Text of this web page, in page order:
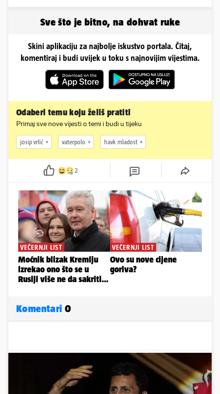
Sve što je bitno, na dohvat ruke
Skini aplikaciju za najbolje iskustvo portala. Čitaj,
komentiraj i budi uvijek u toku s najnovijim vijestima.
Odaberi temu koju želiš pratiti
Primaj sve nove vijesti o temi i budi u tijeku
josip vrlić vaterpolo havk mladost
2
Komentari 0